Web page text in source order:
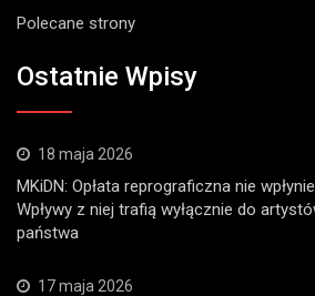
Polecane strony
Ostatnie Wpisy
18 maja 2026
MKiDN: Opłata reprograficzna nie
Wpływy z niej trafią wyłącznie do
państwa
17 maja 2026